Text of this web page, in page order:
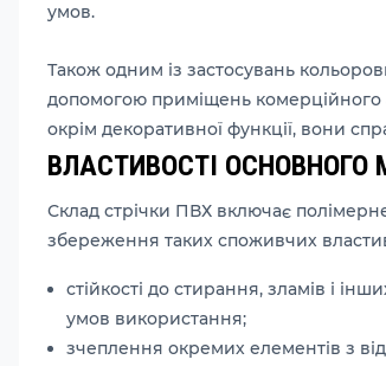
умов.
Також одним із застосувань
допомогою приміщень комерційного
окрім декоративної функції, вони
ВЛАСТИВОСТІ ОСНОВНОГО
Склад стрічки ПВХ включає
збереження таких споживчих
стійкості до стирання, зламів і
умов використання;
зчеплення окремих елементів з